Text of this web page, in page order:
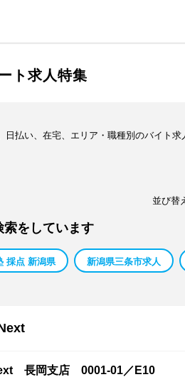
ト求人特集
払い、在宅、エリア・職種別のバイト
並び替
をしています
採点 新潟県 新潟県三条市求人
長岡支店 0001-01／E10